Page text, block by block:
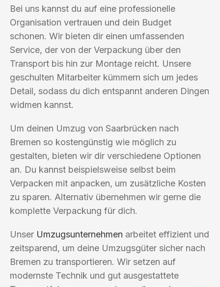
Bei uns kannst du auf eine professionelle
Organisation vertrauen und dein Budget
schonen. Wir bieten dir einen umfassenden
Service, der von der Verpackung über den
Transport bis hin zur Montage reicht. Unsere
geschulten Mitarbeiter kümmern sich um jedes
Detail, sodass du dich entspannt anderen Dingen
widmen kannst.
Um deinen Umzug von Saarbrücken nach
Bremen so kostengünstig wie möglich zu
gestalten, bieten wir dir verschiedene Optionen
an. Du kannst beispielsweise selbst beim
Verpacken mit anpacken, um zusätzliche Kosten
zu sparen. Alternativ übernehmen wir gerne die
komplette Verpackung für dich.
Unser Umzugsunternehmen arbeitet effizient und
zeitsparend, um deine Umzugsgüter sicher nach
Bremen zu transportieren. Wir setzen auf
modernste Technik und gut ausgestattete